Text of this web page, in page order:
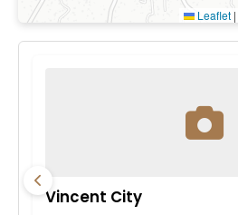
Leaflet |
Vincent City